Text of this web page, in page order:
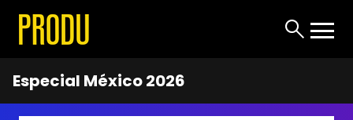
Especial México 2026